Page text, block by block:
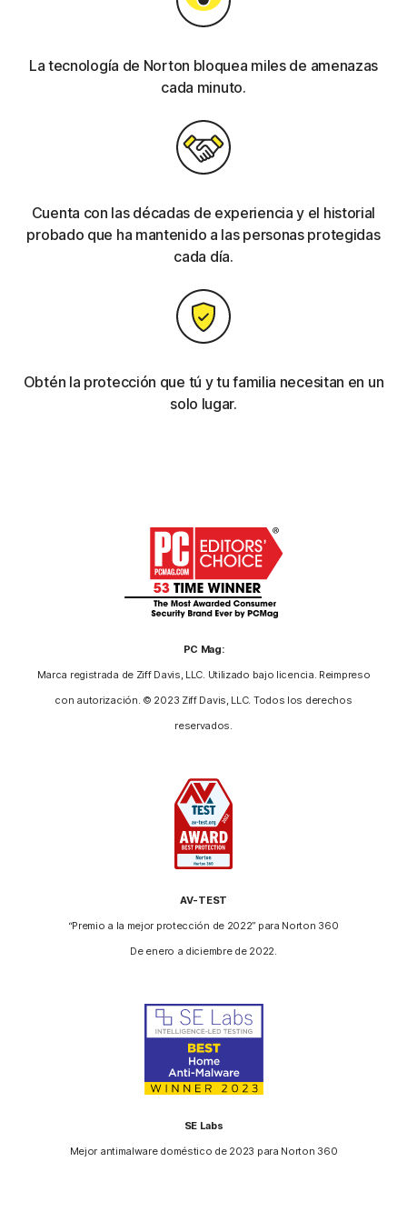
La tecnología de Norton bloquea miles de amenazas
cada minuto.
Cuenta con las décadas de experiencia y el historial
probado que ha mantenido a las personas protegidas
cada día.
Obtén la protección que tú y tu familia necesitan en un
solo lugar.
PC Mag:
Marca registrada de Ziff Davis, LLC. Utilizado bajo licencia. Reimpreso
con autorización. © 2023 Ziff Davis, LLC. Todos los derechos
reservados.
AV-TEST
“Premio a la mejor protección de 2022” para Norton 360
De enero a diciembre de 2022.
SE Labs
Mejor antimalware doméstico de 2023 para Norton 360